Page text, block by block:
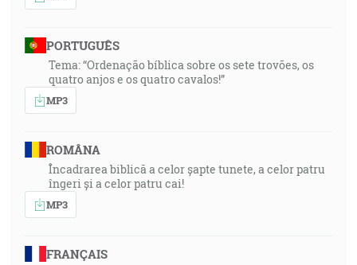
PORTUGUÊS
Tema: “Ordenação bíblica sobre os sete trovões, os
quatro anjos e os quatro cavalos!”
MP3
ROMÂNA
Încadrarea biblică a celor șapte tunete, a celor patru
îngeri și a celor patru cai!
MP3
FRANÇAIS